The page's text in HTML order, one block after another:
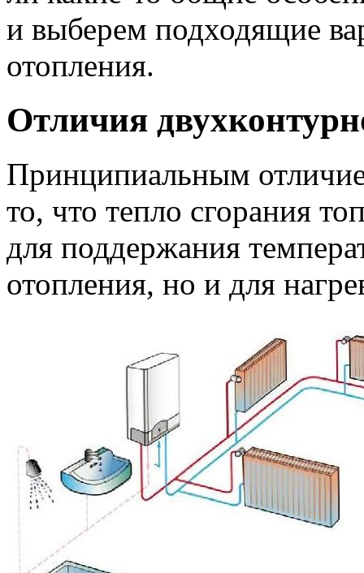
и выберем подходящие
отопления.
Отличия
Принципиальным
то, что тепло сгорания
для поддержания
отопления, но и для